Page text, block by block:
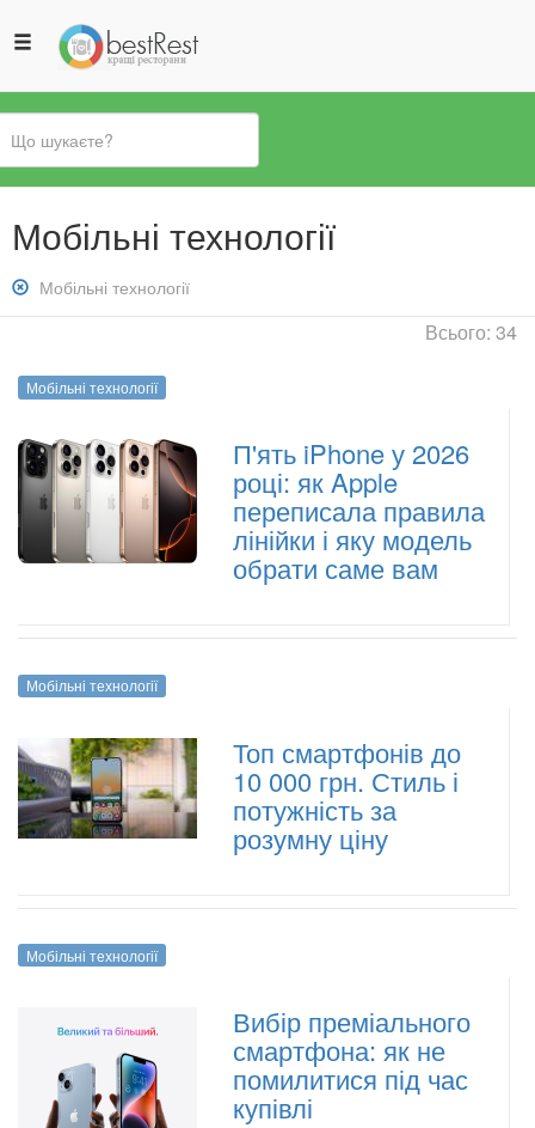
Ви
єМобільні технології
Зняти
фільтр:
Мобільні технології
Всього: 34
Мобільні технології
П'ять iPhone у 2026
році: як Apple
переписала правила
лінійки і яку модель
обрати саме вам
Мобільні технології
Топ смартфонів до
10 000 грн. Стиль і
потужність за
розумну ціну
Мобільні технології
Вибір преміального
смартфона: як не
помилитися під час
купівлі